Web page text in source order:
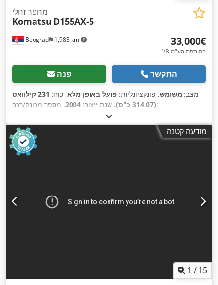
Beograd 1,983 km
מחפר זחלי
Komatsu D155AX-5
‏33,000 ‏€
VB בתוספת מע"מ
פנה התקשר
מצב: משומש, פונקציונליות: פועל באופן מלא, כוח:
231 קילוואט
(314.07 כ"ס)
, שנת ייצור: 2004
, מספר מכונה/רכב:
מודעה קטנה
1 / 15